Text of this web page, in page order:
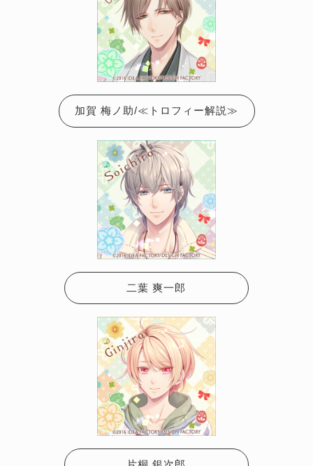
加賀 梅ノ助/≪トロフィー解説≫
二葉 爽一郎